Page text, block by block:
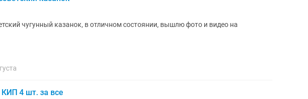
чугунный казанок, в отличном состоянии, вышлю фото и видео на
4 шт. за все